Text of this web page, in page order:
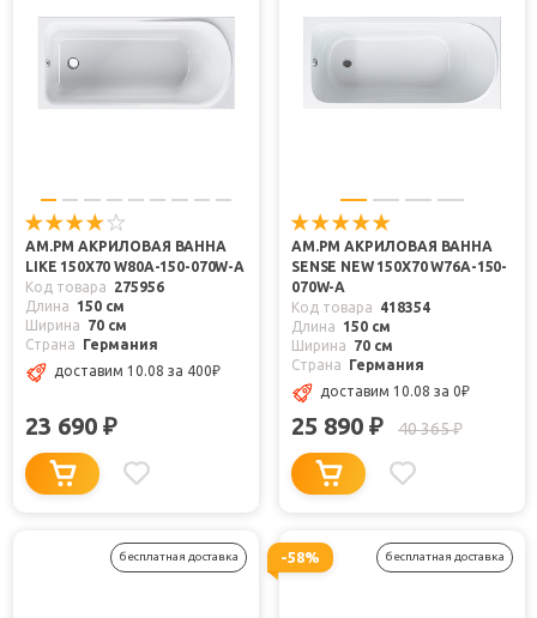
AM.PM АКРИЛОВАЯ ВАННА
LIKE 150Х70 W80A-150-070W-A
Код товара
275956
Длина
150 см
Ширина
70 см
Страна
Германия
доставим 10.08 за 400₽
23 690 ₽
AM.PM АКРИЛОВАЯ ВАННА
SENSE NEW 150X70 W76A-150-
070W-A
Код товара
418354
Длина
150 см
Ширина
70 см
Страна
Германия
доставим 10.08 за 0₽
25 890 ₽ 40 365₽
бесплатная доставка -58% бесплатная доставка